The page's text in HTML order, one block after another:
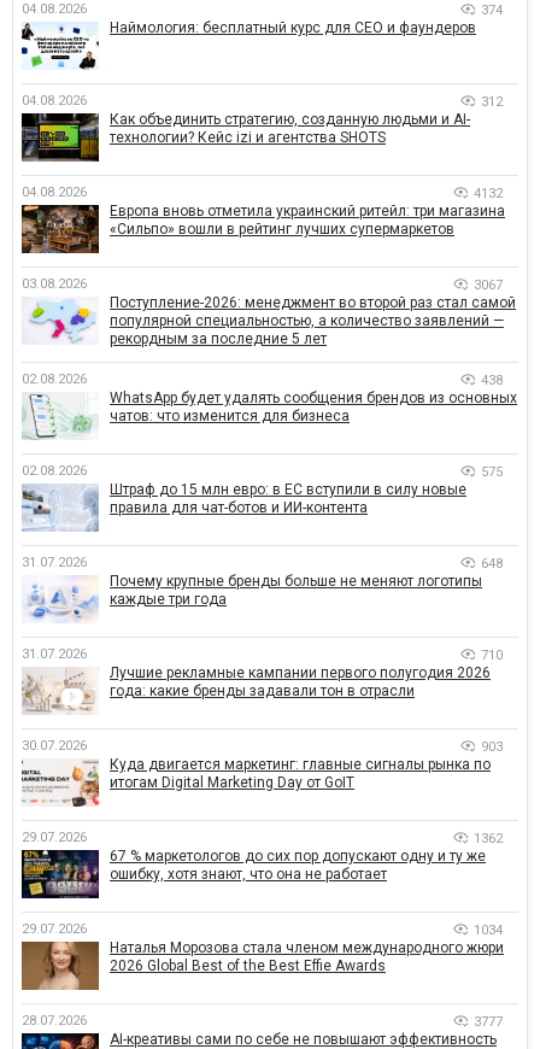
04.08.2026 374
Наймология: бесплатный курс для CEO и фаундеров
04.08.2026 312
Как объединить стратегию, созданную людьми и AI-
технологии? Кейс izi и агентства SHOTS
04.08.2026 4132
Европа вновь отметила украинский ритейл: три магазина
«Сильпо» вошли в рейтинг лучших супермаркетов
03.08.2026 3067
Поступление-2026: менеджмент во второй раз стал самой
популярной специальностью, а количество заявлений —
рекордным за последние 5 лет
02.08.2026 438
WhatsApp будет удалять сообщения брендов из основных
чатов: что изменится для бизнеса
02.08.2026 575
Штраф до 15 млн евро: в ЕС вступили в силу новые
правила для чат-ботов и ИИ-контента
31.07.2026 648
Почему крупные бренды больше не меняют логотипы
каждые три года
31.07.2026 710
Лучшие рекламные кампании первого полугодия 2026
года: какие бренды задавали тон в отрасли
30.07.2026 903
Куда двигается маркетинг: главные сигналы рынка по
итогам Digital Marketing Day от GoIT
29.07.2026 1362
67 % маркетологов до сих пор допускают одну и ту же
ошибку, хотя знают, что она не работает
29.07.2026 1034
Наталья Морозова стала членом международного жюри
2026 Global Best of the Best Effie Awards
28.07.2026 3777
AI-креативы сами по себе не повышают эффективность